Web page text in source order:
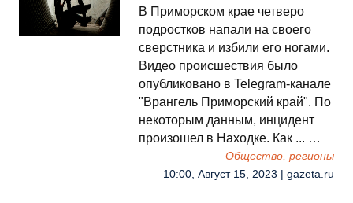
В Приморском крае четверо
подростков напали на своего
сверстника и избили его ногами.
Видео происшествия было
опубликовано в Telegram-канале
"Врангель Приморский край". По
некоторым данным, инцидент
произошел в Находке. Как ... …
Общество, регионы
10:00, Август 15, 2023 | gazeta.ru